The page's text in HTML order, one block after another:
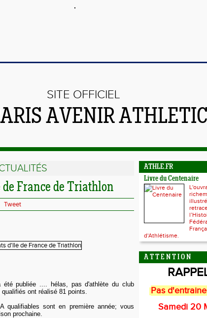
SITE OFFICIEL
AVENIR ATHLETIC
France de Triathlon
Tweet
publiée .... hélas, pas d'athlète du club
ont réalisé 81 points.
qualifiables sont en première année; vous
prochaine.
ATHLE.FR
Livre du Centenaire
d'Athlétisme.
A T T E N T I O N
Pas
Samedi 20